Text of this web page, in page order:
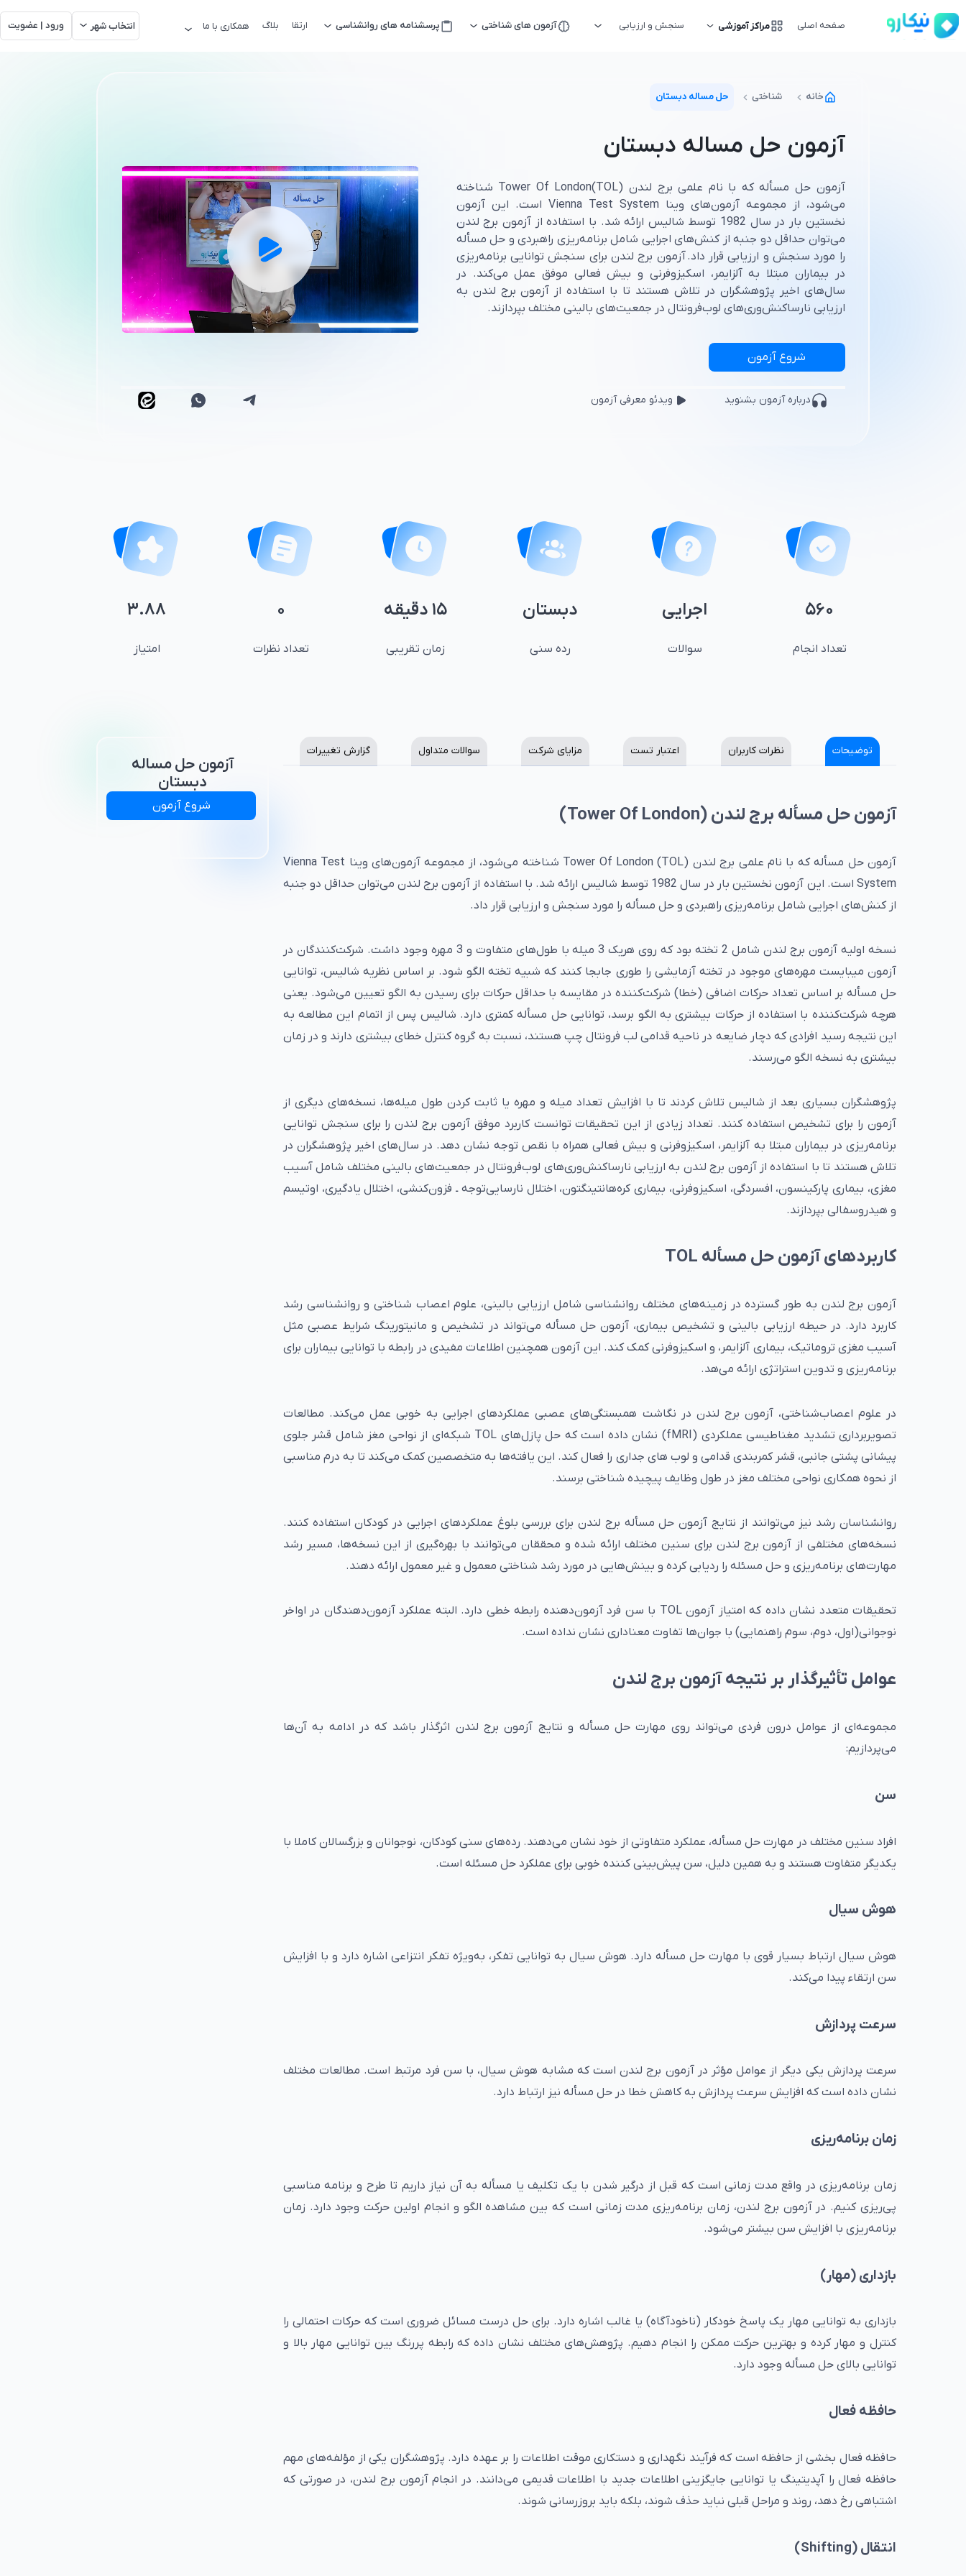
صفحه اصلی مراکز آموزشی سنجش و ارزیابی آزمون های شناختی پرسشنامه های روانشناسی ارتقا بلاگ همکاری با ما انتخاب شهر ورود | عضویت
خانه شناختی حل مساله دبستان
آزمون حل مساله دبستان
آزمون حل مسأله که با نام علمی برج لندن Tower Of London(TOL) شناخته
می‌شود، از مجموعه آزمون‌های وینا Vienna Test System است. این آزمون
نخستین بار در سال 1982 توسط شالیس ارائه شد. با استفاده از آزمون برج لندن
می‌توان حداقل دو جنبه از کنش‌های اجرایی شامل برنامه‌ریزی راهبردی و حل مسأله
را مورد سنجش و ارزیابی قرار داد. آزمون برج لندن برای سنجش توانایی برنامه‌ریزی
در بیماران مبتلا به آلزایمر، اسکیزوفرنی و بیش فعالی موفق عمل می‌کند. در
سال‌های اخیر پژوهشگران در تلاش هستند تا با استفاده از آزمون برج لندن به
ارزیابی نارساکنش‌وری‌های لوب‌فرونتال در جمعیت‌های بالینی مختلف بپردازند.
شروع آزمون
دربارهآزمون بشنوید ویدئو معرفی آزمون
۵۶۰
تعداد انجام
اجرایی
سوالات
دبستان
رده سنی
۱۵ دقیقه
زمان تقریبی
۰
تعداد نظرات
۳.۸۸
امتیاز
توضیحات نظرات کاربران اعتبار تست مزایای شرکت سوالات متداول گزارش تغییرات
آزمون حل مسأله برج لندن (Tower Of London)
آزمون حل مسأله که با نام علمی برج لندن Tower Of London (TOL) شناخته می‌شود، از مجموعه آزمون‌های وینا Vienna Test
System است. این آزمون نخستین بار در سال 1982 توسط شالیس ارائه شد. با استفاده از آزمون برج لندن می‌توان حداقل دو جنبه
از کنش‌های اجرایی شامل برنامه‌ریزی راهبردی و حل مسأله را مورد سنجش و ارزیابی قرار داد.
نسخه اولیه آزمون برج لندن شامل 2 تخته بود که روی هریک 3 میله با طول‌های متفاوت و 3 مهره‌ وجود داشت. شرکت‌کنندگان در
آزمون میبایست مهره‌های موجود در تخته آزمایشی را طوری جابجا کنند که شبیه تخته الگو شود. بر اساس نظریه شالیس، توانایی
حل مسأله بر اساس تعداد حرکات اضافی (خطا) شرکت‌کننده در مقایسه با حداقل حرکات برای رسیدن به الگو تعیین می‌شود. یعنی
هرچه شرکت‌کننده با استفاده از حرکات بیشتری به الگو برسد، توانایی حل مسأله کمتری دارد. شالیس پس از اتمام این مطالعه به
این نتیجه رسید افرادی که دچار ضایعه در ناحیه قدامی لب فرونتال چپ هستند، نسبت به گروه کنترل خطای بیشتری دارند و در زمان
بیشتری به نسخه الگو می‌رسند.
پژوهشگران بسیاری بعد از شالیس تلاش کردند تا با افزایش تعداد میله و مهره یا ثابت کردن طول میله‌ها، نسخه‌های دیگری از
آزمون را برای تشخیص استفاده کنند. تعداد زیادی از این تحقیقات توانست کاربرد موفق آزمون برج لندن را برای سنجش توانایی
برنامه‌ریزی در بیماران مبتلا به آلزایمر، اسکیزوفرنی و بیش فعالی همراه با نقص توجه نشان دهد. در سال‌های اخیر پژوهشگران در
تلاش هستند تا با استفاده از آزمون برج لندن به ارزیابی نارساکنش‌وری‌های لوب‌فرونتال در جمعیت‌های بالینی مختلف شامل آسیب
مغزی، بیماری پارکینسون، افسردگی، اسکیزوفرنی، بیماری کره‌هانتینگتون، اختلال نارسایی‌توجه ‌ـ ‌فزون‌کنشی، اختلال یادگیری، اوتیسم
و هیدروسفالی بپردازند.
کاربردهای آزمون حل مسأله TOL
آزمون برج لندن به طور گسترده در زمینه‌های مختلف روانشناسی شامل ارزیابی بالینی، علوم اعصاب شناختی و روانشناسی رشد
کاربرد دارد. در حیطه ارزیابی بالینی و تشخیص بیماری، آزمون حل مسأله می‌تواند در تشخیص و مانیتورینگ شرایط عصبی مثل
آسیب مغزی تروماتیک، بیماری آلزایمر، و اسکیزوفرنی کمک کند. این آزمون همچنین اطلاعات مفیدی در رابطه با توانایی بیماران برای
برنامه‌ریزی و تدوین استراتژی ارائه می‌هد.
در علوم اعصاب‌شناختی، آزمون برج لندن در نگاشت همبستگی‌های عصبی عملکردهای اجرایی به خوبی عمل می‌کند. مطالعات
تصویربرداری تشدید مغناطیسی عملکردی (fMRI) نشان داده است که حل پازل‌های TOL شبکه‌ای از نواحی مغز شامل قشر جلوی
پیشانی پشتی جانبی، قشر کمربندی قدامی و لوب های جداری را فعال کند. این یافته‌ها به متخصصین کمک می‌کند تا به درم مناسبی
از نحوه همکاری نواحی مختلف مغز در طول وظایف پیچیده شناختی برسند.
روانشناسان رشد نیز می‌توانند از نتایج آزمون حل مسأله برج لندن برای بررسی بلوغ عملکردهای اجرایی در کودکان استفاده کنند.
نسخه‌های مختلفی از آزمون برج لندن برای سنین مختلف ارائه شده و محققان می‌توانند با بهره‌گیری از این نسخه‌ها، مسیر رشد
مهارت‌های برنامه‌ریزی و حل مسئله را ردیابی کرده و بینش‌هایی در مورد رشد شناختی معمول و غیر معمول ارائه دهند.
تحقیقات متعدد نشان داده که امتیاز آزمون TOL با سن فرد آزمون‌دهنده رابطه خطی دارد. البته عملکرد آزمون‌دهندگان در اواخر
نوجوانی(اول، دوم، سوم راهنمایی) با جوان‌ها تفاوت معناداری نشان نداده است.
عوامل تأثیرگذار بر نتیجه آزمون برج لندن
مجموعه‌ای از عوامل درون فردی می‌تواند روی مهارت حل مسأله و نتایج آزمون برج لندن اثرگذار باشد که در ادامه به آن‌ها
می‌پردازیم:
سن
افراد سنین مختلف در مهارت‌ حل مسأله، عملکرد متفاوتی از خود نشان می‌دهند. رده‌های سنی کودکان، نوجوانان و بزرگسالان کاملا با
یکدیگر متفاوت هستند و به همین دلیل، سن پیش‌بینی کننده خوبی برای عملکرد حل مسئله است.
هوش سیال
هوش سیال ارتباط بسیار قوی با مهارت حل مسأله دارد. هوش سیال به توانایی تفکر، به‌ویژه تفکر انتزاعی اشاره دارد و با افزایش
سن ارتقاء پیدا می‌کند.
سرعت پردازش
سرعت پردازش یکی دیگر از عوامل مؤثر در آزمون برج لندن است که مشابه هوش سیال، با سن فرد مرتبط است. مطالعات مختلف
نشان داده است که افزایش سرعت پردازش به کاهش خطا در حل مسأله نیز ارتباط دارد.
زمان برنامه‌ریزی
زمان برنامه‌ریزی در واقع مدت زمانی است که قبل از درگیر شدن با یک تکلیف یا مسأله به آن نیاز داریم تا طرح و برنامه مناسبی
پی‌ریزی کنیم. در آزمون برج لندن، زمان برنامه‌ریزی مدت زمانی است که بین مشاهده الگو و انجام اولین حرکت وجود دارد. زمان
برنامه‌ریزی با افزایش سن بیشتر می‌شود.
بازداری (مهار)
بازداری به توانایی مهار یک پاسخ خودکار (ناخودآگاه) یا غالب اشاره دارد. برای حل درست مسائل ضروری است که حرکات احتمالی را
کنترل و مهار کرده و بهترین حرکت ممکن را انجام دهیم. پژوهش‌های مختلف نشان داده که رابطه پررنگ بین توانایی مهار بالا و
توانایی بالای حل مسأله وجود دارد.
حافظه فعال
حافظه فعال بخشی از حافظه است که فرآیند نگهداری و دستکاری موقت اطلاعات را بر عهده دارد. پژوهشگران یکی از مؤلفه‌های مهم
حافظه فعال را آپدیتینگ یا توانایی جایگزینی اطلاعات جدید با اطلاعات قدیمی می‌دانند. در انجام آزمون برج لندن، در صورتی که
اشتباهی رخ دهد، روند و مراحل قبلی نباید حذف شوند، بلکه باید بروزرسانی شوند.
انتقال (Shifting)
آزمون حل مساله
دبستان
شروع آزمون